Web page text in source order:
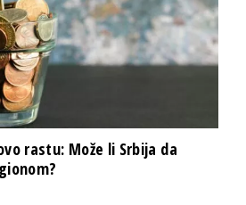
rastu: Može li Srbija da